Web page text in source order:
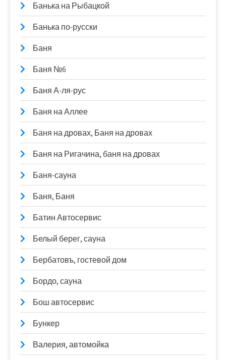
Банька на Рыбацкой
Банька по-русски
Баня
Баня №6
Баня А-ля-рус
Баня на Аллее
Баня на дровах, Баня на дровах
Баня на Ригачина, баня на дровах
Баня-сауна
Баня, Баня
Батин Автосервис
Белый берег, сауна
Бербатовъ, гостевой дом
Бордо, сауна
Бош автосервис
Бункер
Валерия, автомойка